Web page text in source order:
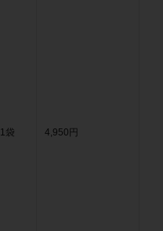
1袋 4,950円